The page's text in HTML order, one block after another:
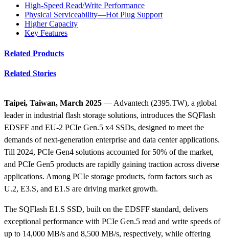
High-Speed Read/Write Performance
Physical Serviceability—Hot Plug Support
Higher Capacity
Key Features
Related Products
Related Stories
Taipei, Taiwan, March 2025 — Advantech (2395.TW), a global
leader in industrial flash storage solutions, introduces the SQFlash
EDSFF and EU-2 PCIe Gen.5 x4 SSDs, designed to meet the
demands of next-generation enterprise and data center applications.
Till 2024, PCIe Gen4 solutions accounted for 50% of the market,
and PCIe Gen5 products are rapidly gaining traction across diverse
applications. Among PCIe storage products, form factors such as
U.2, E3.S, and E1.S are driving market growth.
The SQFlash E1.S SSD, built on the EDSFF standard, delivers
exceptional performance with PCIe Gen.5 read and write speeds of
up to 14,000 MB/s and 8,500 MB/s, respectively, while offering